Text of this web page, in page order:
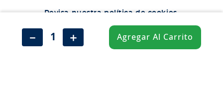
Revisa nuestra política de cookies.
Aceptar
No aceptar
＋
－ Agregar Al Carrito
Camiones
Autos